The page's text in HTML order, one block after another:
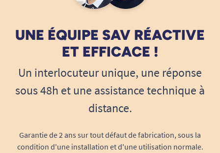
UNE ÉQUIPE SAV RÉACTIVE
ET EFFICACE !
Un interlocuteur unique, une réponse
sous 48h et une assistance technique à
distance.
Garantie de 2 ans sur tout défaut de fabrication, sous la
condition d'une installation et d'une utilisation normale.